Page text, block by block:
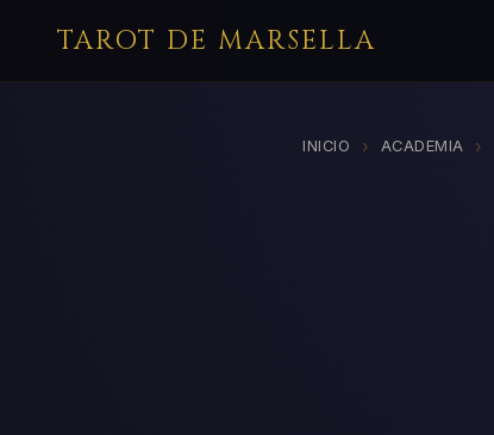
TAROT DE MARSELLA
INICIO › ACADEMIA ›